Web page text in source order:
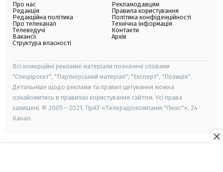
Про нас
Редакція
Редакційна політика
Про телеканал
Телеведучі
Вакансії
Структура власності
Рекламодавцям
Правила користування
Політика конфіденційності
Технічна інформація
Контакти
Архів
Всі комерційні рекламні матеріали позначені словами
"Спецпроєкт", "Партнерський матеріал", "Експерт", "Позиція".
Детальніше щодо реклами та правил цитування можна
ознайомитись в правилах користування сайтом. Усі права
захищені. © 2005—2021, ПрАТ «Телерадіокомпанія "Люкс"», 24
Канал.